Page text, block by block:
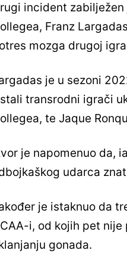
incident
Franz
mozga drugoj
je u sezoni
transrodni igrači
te Jaque
je napomenuo da,
udarca
je istaknuo da
i, od kojih pet
gonada.